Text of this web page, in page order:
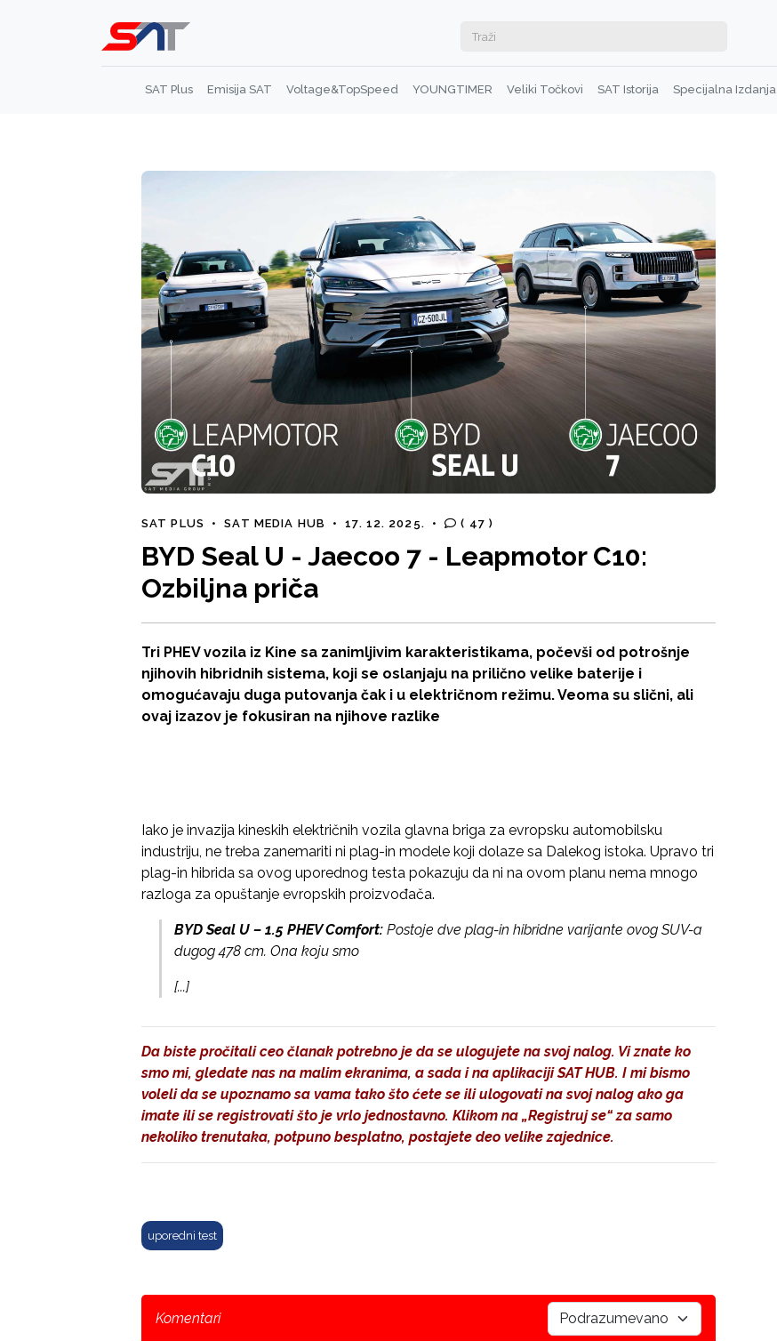
SAT Plus Emisija SAT Voltage&TopSpeed YOUNGTIMER Veliki Točkovi SAT Istorija Specijalna Izdanja
SAT PLUS • SAT MEDIA HUB • 17. 12. 2025. • ( 47 )
BYD Seal U - Jaecoo 7 - Leapmotor C10:
Ozbiljna priča
Tri PHEV vozila iz Kine sa zanimljivim karakteristikama, počevši od potrošnje
njihovih hibridnih sistema, koji se oslanjaju na prilično velike baterije i
omogućavaju duga putovanja čak i u električnom režimu. Veoma su slični, ali
ovaj izazov je fokusiran na njihove razlike
Iako je invazija kineskih električnih vozila glavna briga za evropsku automobilsku
industriju, ne treba zanemariti ni plag-in modele koji dolaze sa Dalekog istoka. Upravo tri
plag-in hibrida sa ovog uporednog testa pokazuju da ni na ovom planu nema mnogo
razloga za opuštanje evropskih proizvođača.
BYD Seal U – 1.5 PHEV Comfort: Postoje dve plag-in hibridne varijante ovog SUV-a
dugog 478 cm. Ona koju smo
[...]
Da biste pročitali ceo članak potrebno je da se ulogujete na svoj nalog. Vi znate ko
smo mi, gledate nas na malim ekranima, a sada i na aplikaciji SAT HUB. I mi bismo
voleli da se upoznamo sa vama tako što ćete se ili ulogovati na svoj nalog ako ga
imate ili se registrovati što je vrlo jednostavno. Klikom na „Registruj se“za samo
nekoliko trenutaka, potpuno besplatno, postajete deo velike zajednice.
uporedni test
Komentari